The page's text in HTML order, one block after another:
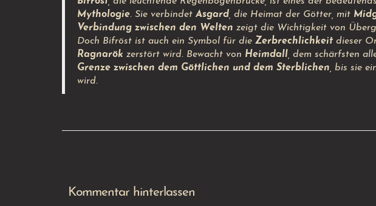
Mythologie. Sie verbindet Asgard , die Heimat der Götter, mit
Verbindung zwischen den Welten zeigt die Wichtigkeit von
Doch Bifröst ist auch ein Symbol für die Zerbrechlichkeit dieser
Ragnarök zerstört wird. Bewacht von Heimdall , dem schärfsten
Grenze zwischen dem Göttlichen und dem Sterblichen , bis sie
wird.
Kommentar hinterlassen